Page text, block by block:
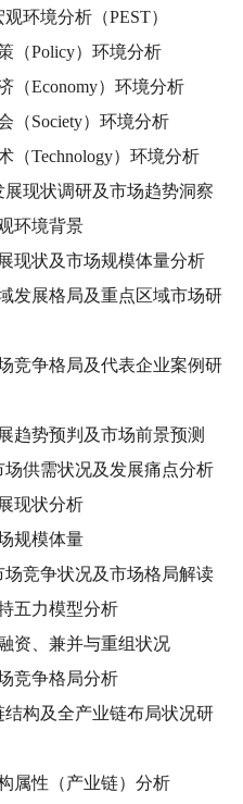
环境分析（PEST）
（Policy）环境分析
（Economy）环境分析
（Society）环境分析
（Technology）环境分析
现状调研及市场趋势洞察
环境背景
现状及市场规模体量分析
发展格局及重点区域市场研
竞争格局及代表企业案例研
趋势预判及市场前景预测
供需状况及发展痛点分析
现状分析
规模体量
竞争状况及市场格局解读
五力模型分析
资、兼并与重组状况
竞争格局分析
构及全产业链布局状况研
属性（产业链）分析